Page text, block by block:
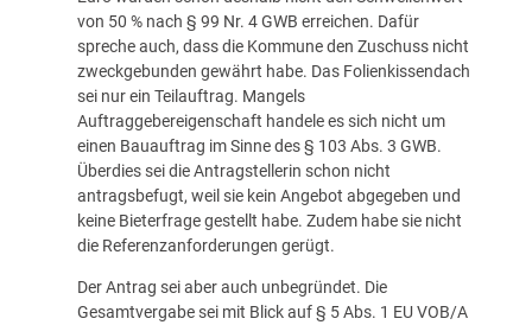
von 50 % nach § 99 Nr. 4 GWB erreichen. Dafür
spreche auch, dass die Kommune den Zuschuss nicht
zweckgebunden gewährt habe. Das Folienkissendach
sei nur ein Teilauftrag. Mangels
Auftraggebereigenschaft handele es sich nicht um
einen Bauauftrag im Sinne des § 103 Abs. 3 GWB.
Überdies sei die Antragstellerin schon nicht
antragsbefugt, weil sie kein Angebot abgegeben und
keine Bieterfrage gestellt habe. Zudem habe sie nicht
die Referenzanforderungen gerügt.
Der Antrag sei aber auch unbegründet. Die
Gesamtvergabe sei mit Blick auf § 5 Abs. 1 EU VOB/A